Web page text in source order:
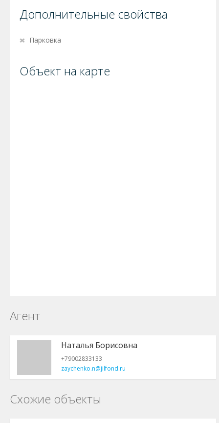
Дополнительные свойства
Парковка
Объект на карте
Агент
Наталья Борисовна
+79002833133
zaychenko.n@jilfond.ru
Схожие объекты